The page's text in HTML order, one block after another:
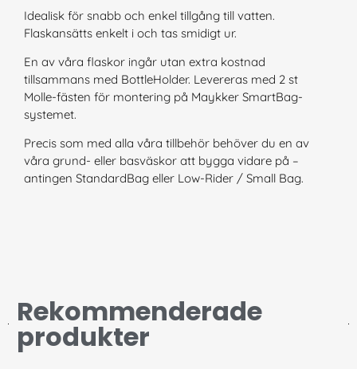
Idealisk för snabb och enkel tillgång till vatten.
Flaskansätts enkelt i och tas smidigt ur.
En av våra flaskor ingår utan extra kostnad
tillsammans med BottleHolder. Levereras med 2 st
Molle-fästen för montering på Maykker SmartBag-
systemet.
Precis som med alla våra tillbehör behöver du en av
våra grund- eller basväskor att bygga vidare på –
antingen StandardBag eller Low-Rider / Small Bag.
Rekommenderade
produkter